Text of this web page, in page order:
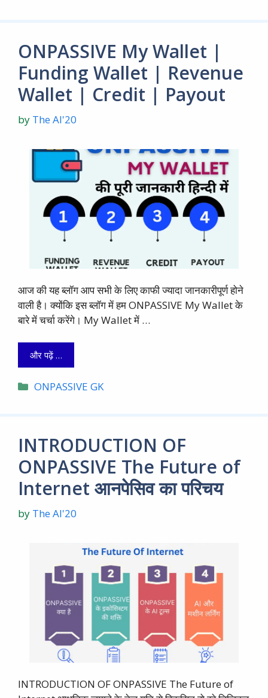
ONPASSIVE My Wallet |
Funding Wallet | Revenue
Wallet | Credit | Payout
by The AI'20
आज की यह ब्लॉग आप सभी के लिए काफी ज्यादा जानकारीपूर्ण होने
वाली है। क्योंकि इस ब्लॉग में हम ONPASSIVE My Wallet के
बारे में चर्चा करेंगे। My Wallet में …
और पढ़ें …
Categories
ONPASSIVE GK
INTRODUCTION OF
ONPASSIVE The Future of
Internet आनपेसिव का परिचय
by The AI'20
INTRODUCTION OF ONPASSIVE The Future of